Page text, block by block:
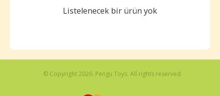
Listelenecek bir ürün yok
© Copyright 2026. Pengu Toys. All rights reserved.